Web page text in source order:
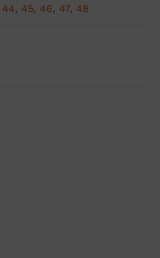
44, 45, 46, 47, 48